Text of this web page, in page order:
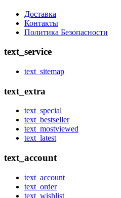
Доставка
Контакты
Политика Безопасности
text_service
text_sitemap
text_extra
text_special
text_bestseller
text_mostviewed
text_latest
text_account
text_account
text_order
text_wishlist